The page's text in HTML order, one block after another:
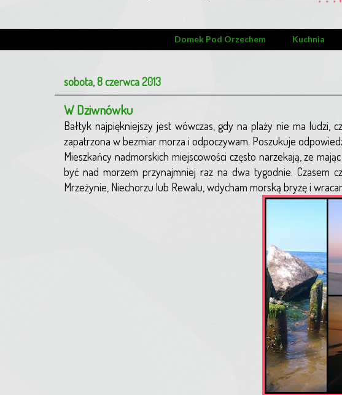
Domek Pod Orzechem Kuchnia
sobota, 8 czerwca 2013
W Dziwnówku
Bałtyk najpiękniejszy jest wówczas, gdy na plaży nie ma ludzi,
zapatrzona w bezmiar morza i odpoczywam. Poszukuje
Mieszkańcy nadmorskich miejscowości często narzekają, ze
być nad morzem przynajmniej raz na dwa tygodnie. Czasem
Mrzeżynie, Niechorzu lub Rewalu, wdycham morską bryzę i